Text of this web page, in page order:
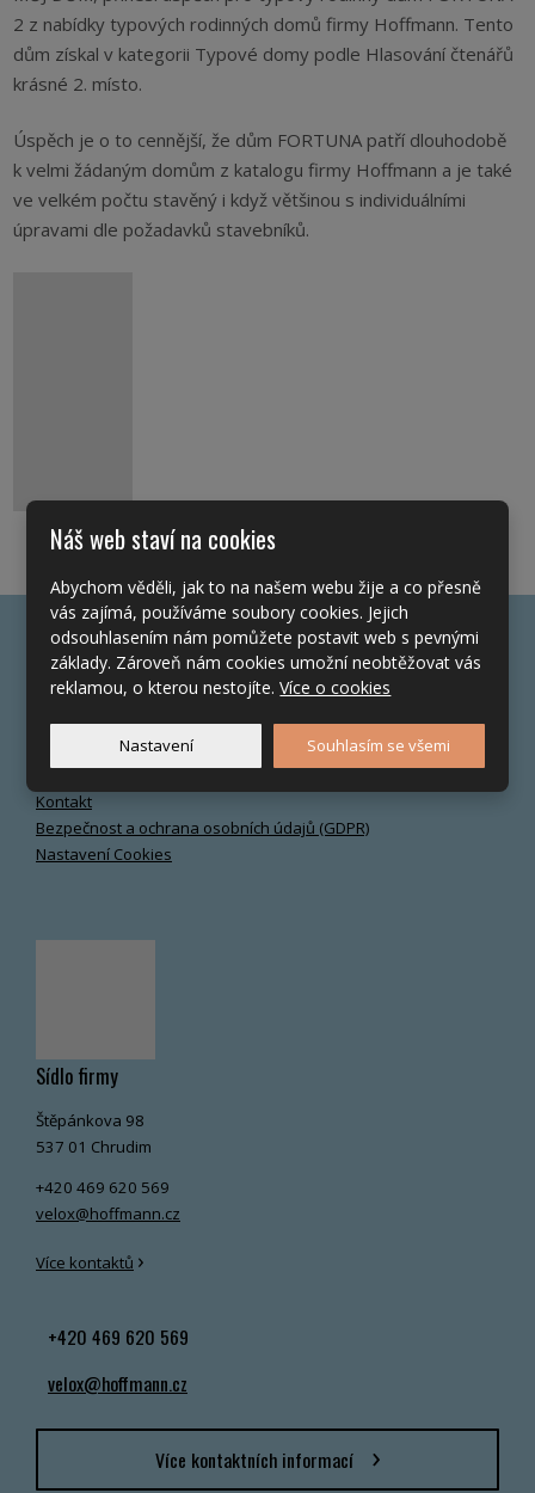
2 z nabídky typových rodinných domů firmy Hoffmann. Tento
dům získal v kategorii Typové domy podle Hlasování čtenářů
krásné 2. místo.
Úspěch je o to cennější, že dům FORTUNA patří dlouhodobě
k velmi žádaným domům z katalogu firmy Hoffmann a je také
ve velkém počtu stavěný i když většinou s individuálními
úpravami dle požadavků stavebníků.
Často hledáte
O společnosti
Realizované projekty
Napsali o nás
Nejčastější dotazy
Kontakt
Bezpečnost a ochrana osobních údajů (GDPR)
Nastavení Cookies
Sídlo firmy
Štěpánkova 98
537 01 Chrudim
+420 469 620 569
velox@hoffmann.cz
Více kontaktů ›
+420 469 620 569
velox@hoffmann.cz
Více kontaktních informací
Náš web staví na cookies
Abychom věděli, jak to na našem webu žije a co přesně
vás zajímá, používáme soubory cookies. Jejich
odsouhlasením nám pomůžete postavit web s pevnými
základy. Zároveň nám cookies umožní neobtěžovat vás
reklamou, o kterou nestojíte.Více o cookies
Nastavení Souhlasím se všemi